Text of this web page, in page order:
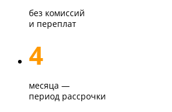
без комиссий
и переплат
4
месяца —
период рассрочки